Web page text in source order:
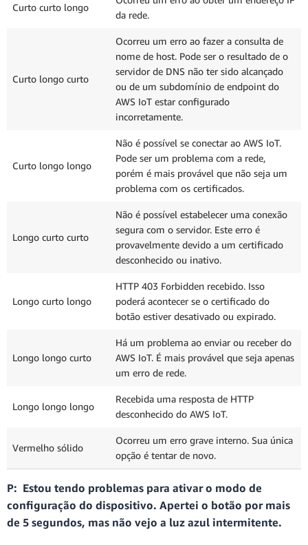
Curto curto longo
da rede.
Curto longo curto
Ocorreu um erro ao fazer a consulta de
nome de host. Pode ser o resultado de o
servidor de DNS não ter sido alcançado
ou de um subdomínio de endpoint do
AWS IoT estar configurado
incorretamente.
Curto longo longo
Não é possível se conectar ao AWS IoT.
Pode ser um problema com a rede,
porém é mais provável que não seja um
problema com os certificados.
Longo curto curto
Não é possível estabelecer uma conexão
segura com o servidor. Este erro é
provavelmente devido a um certificado
desconhecido ou inativo.
Longo curto longo
HTTP 403 Forbidden recebido. Isso
poderá acontecer se o certificado do
botão estiver desativado ou expirado.
Longo longo curto
Há um problema ao enviar ou receber do
AWS IoT. É mais provável que seja apenas
um erro de rede.
Longo longo longo
Recebida uma resposta de HTTP
desconhecido do AWS IoT.
Vermelho sólido
Ocorreu um erro grave interno. Sua única
opção é tentar de novo.
P: Estou tendo problemas para ativar o modo de
configuração do dispositivo. Apertei o botão por mais
de 5 segundos, mas não vejo a luz azul intermitente.